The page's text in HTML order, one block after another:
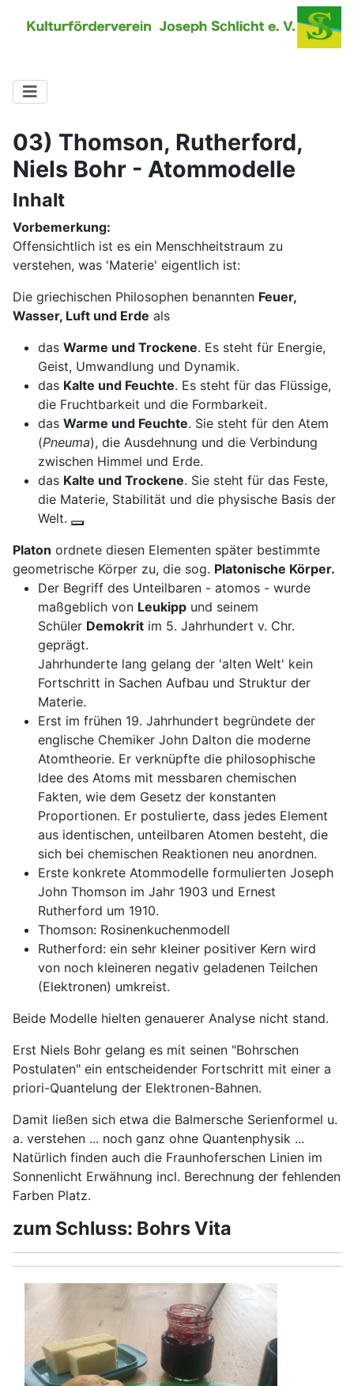
03) Thomson, Rutherford,
Niels Bohr - Atommodelle
Inhalt
Vorbemerkung:
Offensichtlich ist es ein Menschheitstraum zu
verstehen, was 'Materie' eigentlich ist:
Die griechischen Philosophen benannten Feuer,
Wasser, Luft und Erde als
das Warme und Trockene. Es steht für Energie,
Geist, Umwandlung und Dynamik.
das Kalte und Feuchte. Es steht für das Flüssige,
die Fruchtbarkeit und die Formbarkeit.
das Warme und Feuchte. Sie steht für den Atem
(Pneuma), die Ausdehnung und die Verbindung
zwischen Himmel und Erde.
das Kalte und Trockene. Sie steht für das Feste,
die Materie, Stabilität und die physische Basis der
Welt.
Platon ordnete diesen Elementen später bestimmte
geometrische Körper zu, die sog. Platonische Körper.
Der Begriff des Unteilbaren - atomos - wurde
maßgeblich von Leukipp und seinem
Schüler Demokrit im 5. Jahrhundert v. Chr.
geprägt.
Jahrhunderte lang gelang der 'alten Welt' kein
Fortschritt in Sachen Aufbau und Struktur der
Materie.
Erst im frühen 19. Jahrhundert begründete der
englische Chemiker John Dalton die moderne
Atomtheorie. Er verknüpfte die philosophische
Idee des Atoms mit messbaren chemischen
Fakten, wie dem Gesetz der konstanten
Proportionen. Er postulierte, dass jedes Element
aus identischen, unteilbaren Atomen besteht, die
sich bei chemischen Reaktionen neu anordnen.
Erste konkrete Atommodelle formulierten Joseph
John Thomson im Jahr 1903 und Ernest
Rutherford um 1910.
Thomson: Rosinenkuchenmodell
Rutherford: ein sehr kleiner positiver Kern wird
von noch kleineren negativ geladenen Teilchen
(Elektronen) umkreist.
Beide Modelle hielten genauerer Analyse nicht stand.
Erst Niels Bohr gelang es mit seinen "Bohrschen
Postulaten" ein entscheidender Fortschritt mit einer a
priori-Quantelung der Elektronen-Bahnen.
Damit ließen sich etwa die Balmersche Serienformel u.
a. verstehen ... noch ganz ohne Quantenphysik ...
Natürlich finden auch die Fraunhoferschen Linien im
Sonnenlicht Erwähnung incl. Berechnung der fehlenden
Farben Platz.
zum Schluss: Bohrs Vita